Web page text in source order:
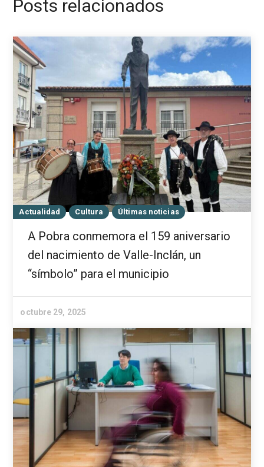
Posts relacionados
Actualidad Cultura Últimas noticias
A Pobra conmemora el 159 aniversario
del nacimiento de Valle-Inclán, un
“símbolo” para el municipio
octubre 29, 2025